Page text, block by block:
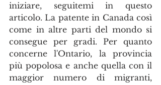
iniziare, seguitemi in questo
articolo. La patente in Canada così
come in altre parti del mondo si
consegue per gradi. Per quanto
concerne l'Ontario, la provincia
più popolosa e anche quella con il
maggior numero di migranti,